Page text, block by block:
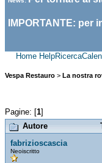
IMPORTANTE:
Home HelpRicerca
Vespa Restauro > La nostra
Pagine: [1]
Autore
fabrizioscascia
Neoiscritto